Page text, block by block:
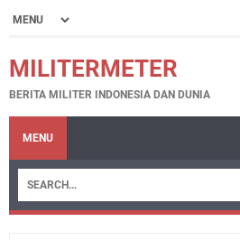
MILITERMETER
BERITA MILITER INDONESIA DAN DUNIA
MENU